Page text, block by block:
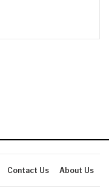
Contact Us About Us